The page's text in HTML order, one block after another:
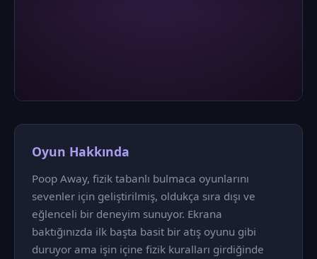
Oyun Hakkında
Poop Away, fizik tabanlı bulmaca oyunlarını
sevenler için geliştirilmiş, oldukça sıra dışı ve
eğlenceli bir deneyim sunuyor. Ekrana
baktığınızda ilk başta basit bir atış oyunu gibi
duruyor ama işin içine fizik kuralları girdiğinde